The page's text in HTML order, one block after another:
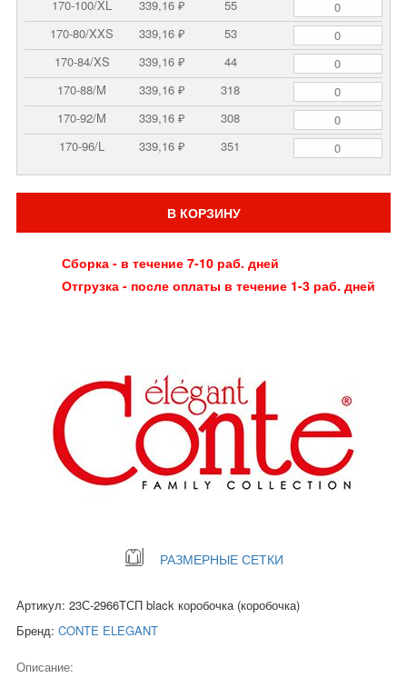
170-100/XL
339,16 ₽
55
170-80/XXS
339,16 ₽
53
170-84/XS
339,16 ₽
44
170-88/M
339,16 ₽
318
170-92/M
339,16 ₽
308
170-96/L
339,16 ₽ 351
В КОРЗИНУ
Сборка - в течение 7-10 раб. дней
Отгрузка - после оплаты в течение 1-3 раб. дней
РАЗМЕРНЫЕ СЕТКИ
Артикул: 23С-2966ТСП black коробочка (коробочка)
Бренд: CONTE ELEGANT
Описание: